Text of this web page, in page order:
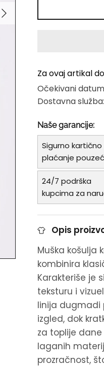
Za ovaj artikal
Očekivani
Dostavna
Naše garancije:
Sigurno kartično
plaćanje
24/7 podrška
kupcima za
Opis
Muška košulja
kombinira
Karakteriše je
teksturu i
linija dugmadi
izgled, dok
za toplije dane
laganih
prozračnost,